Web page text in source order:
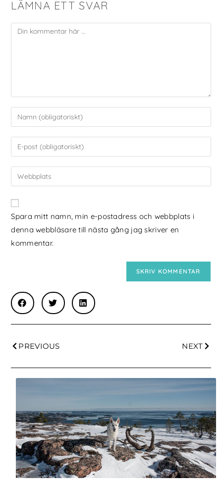
LÄMNA ETT SVAR
Spara mitt namn, min e-postadress och webbplats i
denna webbläsare till nästa gång jag skriver en
kommentar.
PREVIOUS NEXT